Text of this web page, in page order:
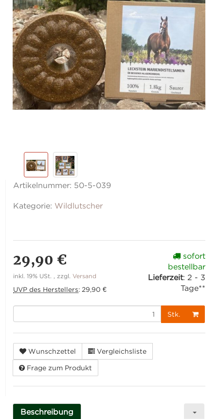
Artikelnummer: 50-5-039
Kategorie: Wildlutscher
29,90 €
inkl. 19% USt. , zzgl.Versand
UVP des Herstellers: 29,90 €
sofort
bestellbar
Lieferzeit: 2 - 3
Tage**
Stk.
Wunschzettel Vergleichsliste
Frage zum Produkt
Beschreibung